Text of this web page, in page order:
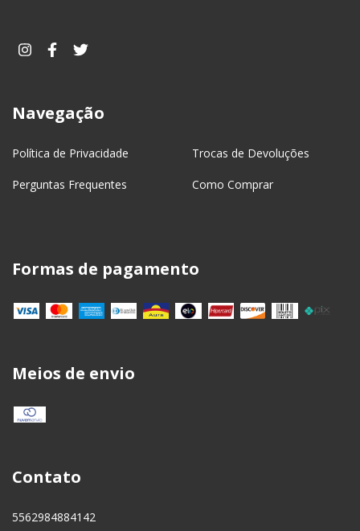
Navegação
Política de Privacidade Trocas de Devoluções
Perguntas Frequentes Como Comprar
Formas de pagamento
Meios de envio
Contato
5562984884142